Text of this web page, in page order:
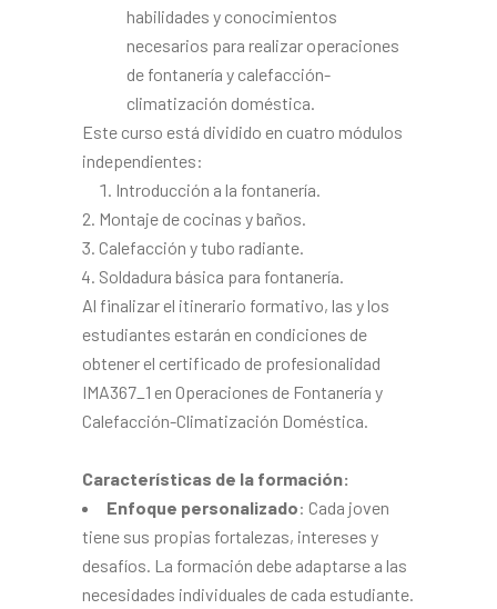
habilidades y conocimientos
necesarios para realizar operaciones
de fontanería y calefacción-
climatización doméstica.
Este curso está dividido en cuatro módulos
independientes:
Introducción a la fontanería.
Montaje de cocinas y baños.
Calefacción y tubo radiante.
Soldadura básica para fontanería.
Al finalizar el itinerario formativo, las y los
estudiantes estarán en condiciones de
obtener el certificado de profesionalidad
IMA367_1 en Operaciones de Fontanería y
Calefacción-Climatización Doméstica.
Características de la formación:
Enfoque personalizado: Cada joven
tiene sus propias fortalezas, intereses y
desafíos. La formación debe adaptarse a las
necesidades individuales de cada estudiante.